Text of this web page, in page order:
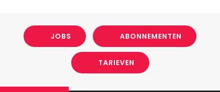
JOBS ABONNEMENTEN
TARIEVEN